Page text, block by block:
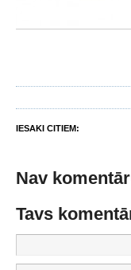
IESAKI CITIEM:
Nav
Tavs